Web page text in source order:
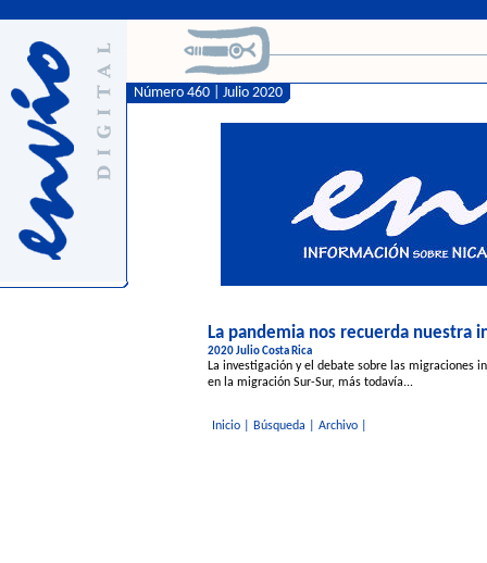
Número 460 | Julio 2020
La pandemia nos recuerda nuestra
2020 Julio Costa Rica
La investigación y el debate sobre las migraciones
en la migración Sur-Sur, más todavía...
Inicio| Búsqueda Archivo|